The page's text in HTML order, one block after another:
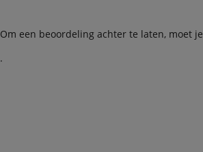
Om een beoordeling achter te laten, moet je
.